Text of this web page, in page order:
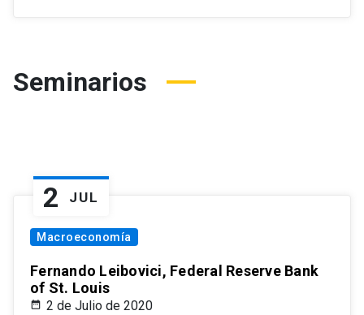
Seminarios
2 JUL
Macroeconomía
Fernando Leibovici, Federal Reserve Bank
of St. Louis
2 de Julio de 2020